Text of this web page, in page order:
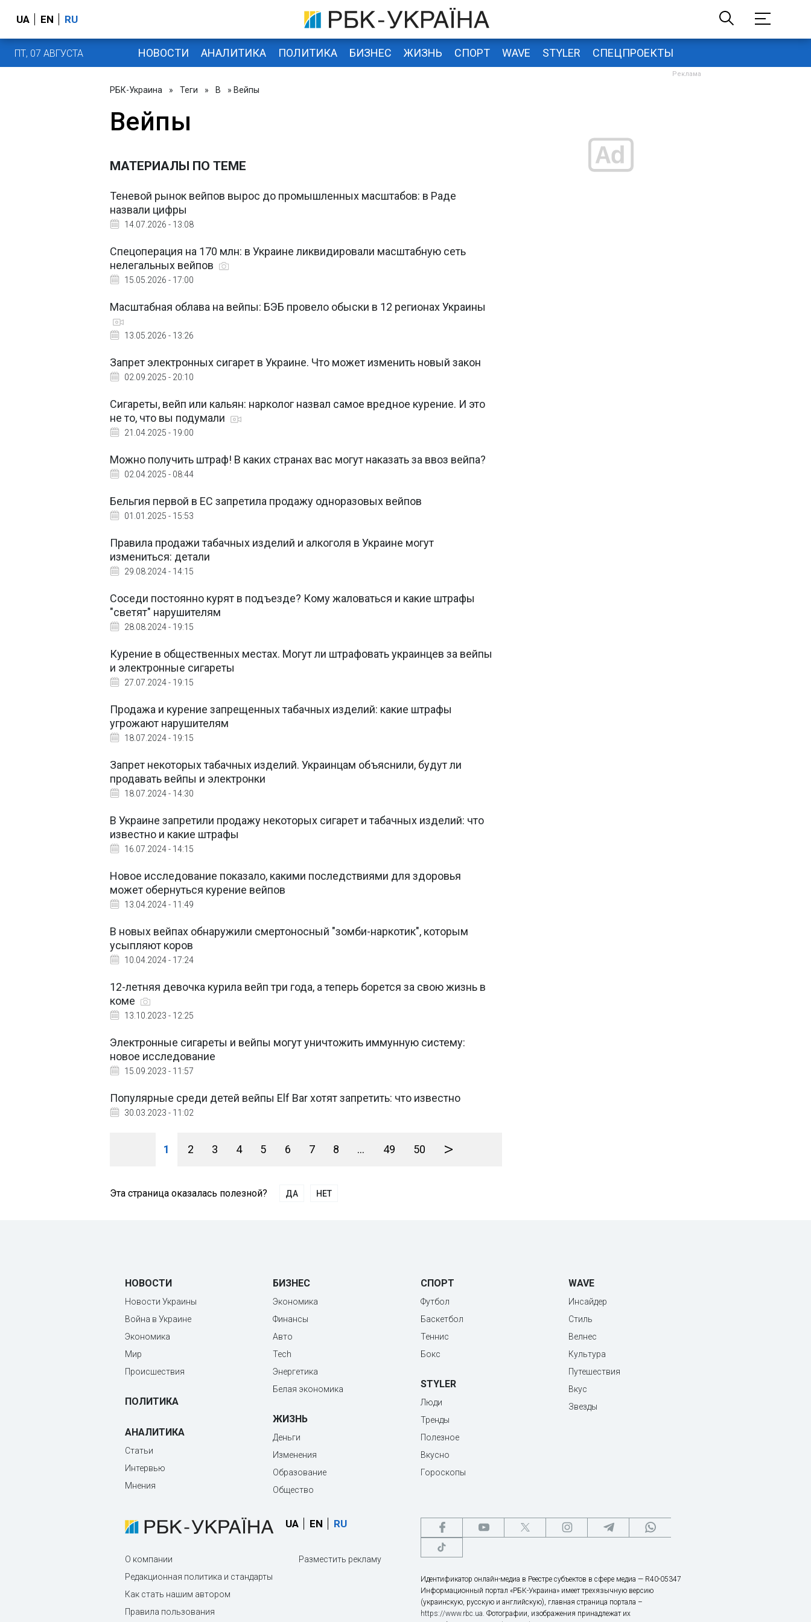
UA EN RU
ПТ, 07 АВГУСТА НОВОСТИ АНАЛИТИКА ПОЛИТИКА БИЗНЕС ЖИЗНЬ СПОРТ WAVE STYLER СПЕЦПРОЕКТЫ
РБК-Украина » Теги » В » Вейпы
Вейпы
МАТЕРИАЛЫ ПО ТЕМЕ
Теневой рынок вейпов вырос до промышленных масштабов: в Раде
назвали цифры
14.07.2026 - 13:08
Спецоперация на 170 млн: в Украине ликвидировали масштабную сеть
нелегальных вейпов
15.05.2026 - 17:00
Масштабная облава на вейпы: БЭБ провело обыски в 12 регионах Украины
13.05.2026 - 13:26
Запрет электронных сигарет в Украине. Что может изменить новый закон
02.09.2025 - 20:10
Сигареты, вейп или кальян: нарколог назвал самое вредное курение. И это
не то, что вы подумали
21.04.2025 - 19:00
Можно получить штраф! В каких странах вас могут наказать за ввоз вейпа?
02.04.2025 - 08:44
Бельгия первой в ЕС запретила продажу одноразовых вейпов
01.01.2025 - 15:53
Правила продажи табачных изделий и алкоголя в Украине могут
измениться: детали
29.08.2024 - 14:15
Соседи постоянно курят в подъезде? Кому жаловаться и какие штрафы
"светят" нарушителям
28.08.2024 - 19:15
Курение в общественных местах. Могут ли штрафовать украинцев за вейпы
и электронные сигареты
27.07.2024 - 19:15
Продажа и курение запрещенных табачных изделий: какие штрафы
угрожают нарушителям
18.07.2024 - 19:15
Запрет некоторых табачных изделий. Украинцам объяснили, будут ли
продавать вейпы и электронки
18.07.2024 - 14:30
В Украине запретили продажу некоторых сигарет и табачных изделий: что
известно и какие штрафы
16.07.2024 - 14:15
Новое исследование показало, какими последствиями для здоровья
может обернуться курение вейпов
13.04.2024 - 11:49
В новых вейпах обнаружили смертоносный "зомби-наркотик", которым
усыпляют коров
10.04.2024 - 17:24
12-летняя девочка курила вейп три года, а теперь борется за свою жизнь в
коме
13.10.2023 - 12:25
Электронные сигареты и вейпы могут уничтожить иммунную систему:
новое исследование
15.09.2023 - 11:57
Популярные среди детей вейпы Elf Bar хотят запретить: что известно
30.03.2023 - 11:02
1 2 3 4 5 6 7 8 ... 49 50 >
Эта страница оказалась полезной? ДА НЕТ
НОВОСТИ
Новости Украины
Война в Украине
Экономика
Мир
Происшествия
ПОЛИТИКА
АНАЛИТИКА
Статьи
Интервью
Мнения
БИЗНЕС
Экономика
Финансы
Авто
Tech
Энергетика
Белая экономика
ЖИЗНЬ
Деньги
Изменения
Образование
Общество
СПОРТ
Футбол
Баскетбол
Теннис
Бокс
STYLER
Люди
Тренды
Полезное
Вкусно
Гороскопы
WAVE
Инсайдер
Стиль
Велнес
Культура
Путешествия
Вкус
Звезды
UA EN RU
О компании
Редакционная политика и стандарты
Как стать нашим автором
Правила пользования
Разместить рекламу
Идентификатор онлайн-медиа в Реестре субъектов в сфере медиа — R40-05347
Информационный портал «РБК-Украина» имеет трехязычную версию
(украинскую, русскую и английскую), главная страница портала –
https://www.rbc.ua. Фотографии, изображения принадлежат их